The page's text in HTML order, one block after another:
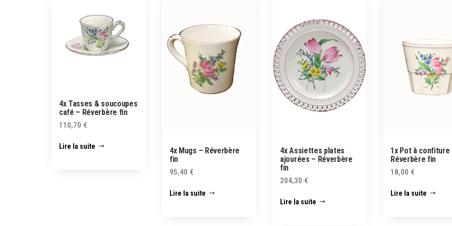
4x Tasses & soucoupes
café – Réverbère fin
110,70 €
Lire la suite
4x Mugs – Réverbère
fin
95,40 €
Lire la suite
4x Assiettes plates
ajourées – Réverbère
fin
204,30 €
Lire la suite
1x Pot à confiture
Réverbère fin
18,00 €
Lire la suite